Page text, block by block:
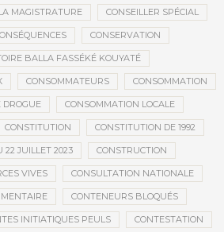
MAGISTRATURE CONSEILLER SPÉCIAL
CONSERVATION
BALLA FASSÉKÉ KOUYATÉ
CONSOMMATEURS CONSOMMATION
DROGUE CONSOMMATION LOCALE
CONSTITUTION CONSTITUTION DE 1992
22 JUILLET 2023 CONSTRUCTION
VIVES CONSULTATION NATIONALE
CONTENEURS BLOQUÉS
INITIATIQUES PEULS CONTESTATION